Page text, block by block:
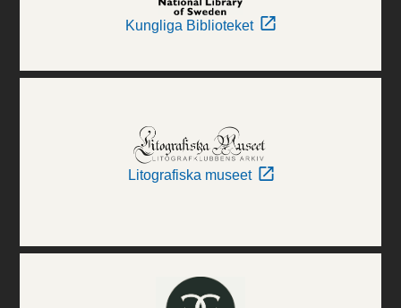
Kungliga Biblioteket
Litografiska museet